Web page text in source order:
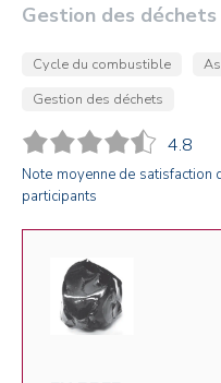
Gestion des déchets
Cycle du combustible
Gestion des déchets
4.8
Note moyenne de satisfaction
participants